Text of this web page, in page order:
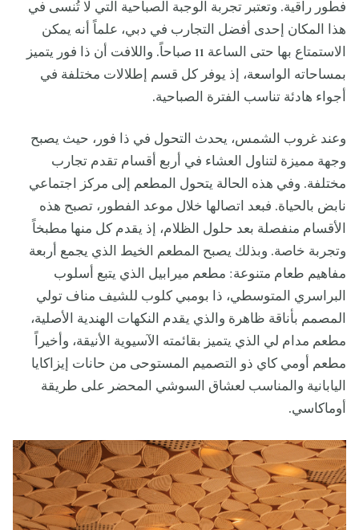
فطور راقية. وتعتبر تجربة الوجبة الصباحية التي لا تُنسى في
هذا المكان إحدى أفضل التجارب في دبي، علماً أنه يمكن
الاستمتاع بها حتى الساعة 11 صباحاً. واللافت أن ذا فور يتميز
بمساحاته الواسعة، إذ يوفر كل قسم إطلالات مختلفة في
أجواء هادئة تناسب الفترة الصباحية.
وعند غروب الشمس، يحدث التحول في ذا فور، حيث يصبح
وجهة مميزة لتناول العشاء في أربع أقسام تقدم تجارب
مختلفة. وفي هذه الحالة يتحول المطعم إلى مركز اجتماعي
نابض بالحياة. فبعد اتصالها خلال موعد الفطور، تصبح هذه
الأقسام منفصلة بعد حلول الظلام، إذ يقدم كل منها مطبخاً
وتجربة خاصة. وبذلك يصبح المطعم الخيط الذي يجمع أربعة
مفاهيم طعام متنوعة: مطعم ميرابيل الذي يتبع أسلوب
البراسري المتوسطي، ذا بومبي كلوب للشيف مناف تولي
المصمم بأناقة ظاهرة والذي يقدم النكهات الهندية الأصلية،
مطعم مدام لي الذي يتميز بقائمته الآسيوية الأنيقة، وأخيراً
مطعم أومي كاي ذو التصميم المستوحى من حانات إيزاكايا
اليابانية والمناسب لعشاق السوشي المحضر على طريقة
أوماكاسي.